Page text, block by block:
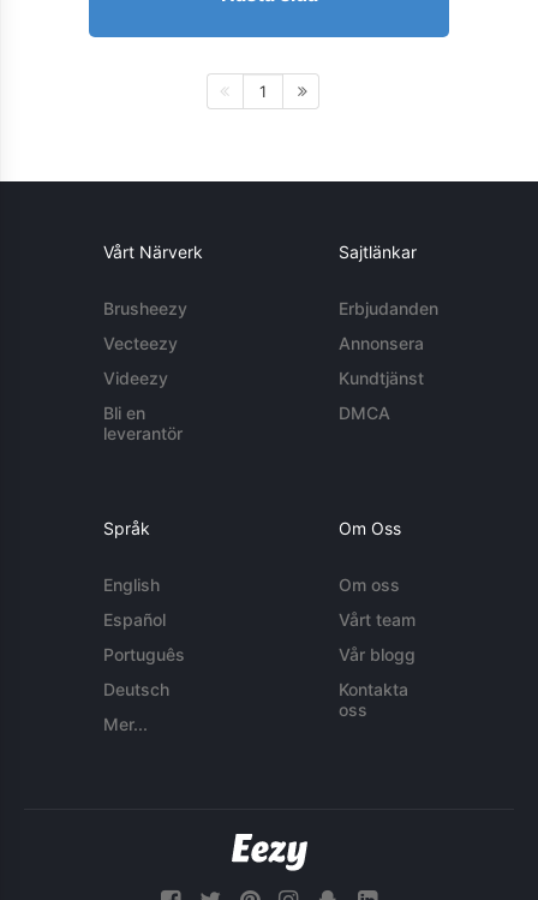
1
Vårt Närverk
Brusheezy
Vecteezy
Videezy
Bli en
leverantör
Sajtlänkar
Erbjudanden
Annonsera
Kundtjänst
DMCA
Språk
English
Español
Português
Deutsch
Mer...
Om Oss
Om oss
Vårt team
Vår blogg
Kontakta
oss